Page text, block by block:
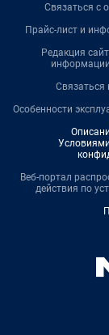
Связаться с
Прайс-лист и
Редакция
Связаться
Особенности
Веб-портал
действия по